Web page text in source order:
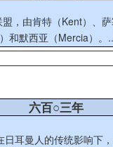
由肯特（Kent）、
和默西亚（Mercia）。
六百○三年
耳曼人的传统影响下